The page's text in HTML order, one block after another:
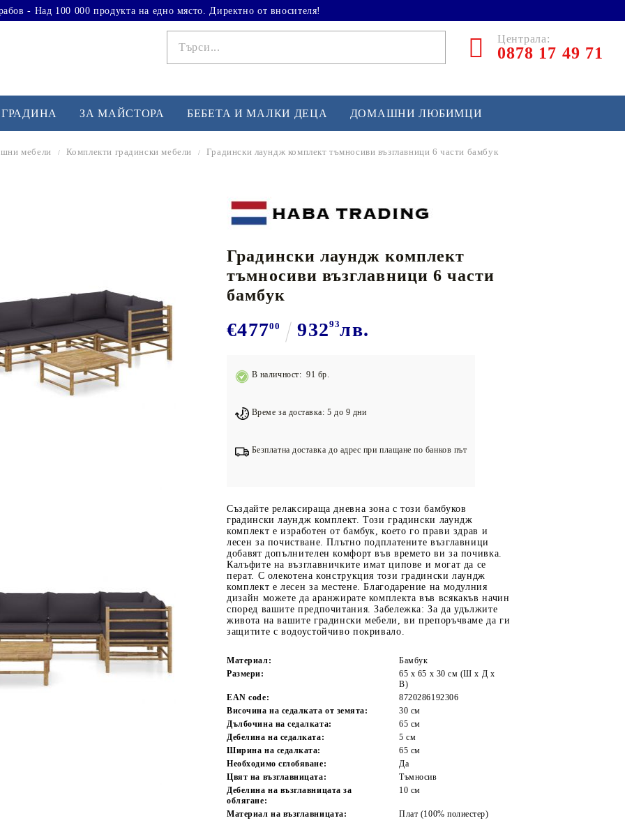
- Над 100 000 продукта на едно място. Директно от вносителя!
Централа:
0878 17 49 71
Тренажори за баланс
Подложки за фитнес уреди
Лостове за набиране
Силови кули
Йога и пилатес
Баскетбол
Бейзбол и софтбол
Хокей и лакрос
Волейбол
ЗА МАЙСТОРА БЕБЕТА И МАЛКИ ДЕЦА ДОМАШНИ ЛЮБИМЦИ
мебели Комплекти градински мебели Градински лаундж комплект тъмносиви възглавници 6 части бамбук
Градински лаундж комплект
тъмносиви възглавници 6 части
бамбук
€47700 93293лв.
В наличност: 91 бр.
Време за доставка: 5 до 9 дни
Безплатна доставка до адрес при плащане по банков път
Създайте релаксираща дневна зона с този бамбуков
градински лаундж комплект. Този градински лаундж
комплект е изработен от бамбук, което го прави здрав и
лесен за почистване. Плътно подплатените възглавници
добавят допълнителен комфорт във времето ви за почивка.
Калъфите на възглавничките имат ципове и могат да се
перат. С олекотена конструкция този градински лаундж
комплект е лесен за местене. Благодарение на модулния
дизайн можете да аранжирате комплекта във всякакъв начин
според вашите предпочитания. Забележка: За да удължите
живота на вашите градински мебели, ви препоръчваме да ги
защитите с водоустойчиво покривало.
Материал:
Бамбук
Размери:
65 x 65 x 30 см (Ш x Д x
В)
EAN code:
8720286192306
Височина на седалката от земята:
30 см
Дълбочина на седалката:
65 см
Дебелина на седалката:
5 см
Ширина на седалката:
65 см
Необходимо сглобяване:
Да
Цвят на възглавницата:
Тъмносив
Дебелина на възглавницата за
облягане:
10 см
Материал на възглавницата: Плат (100% полиестер)